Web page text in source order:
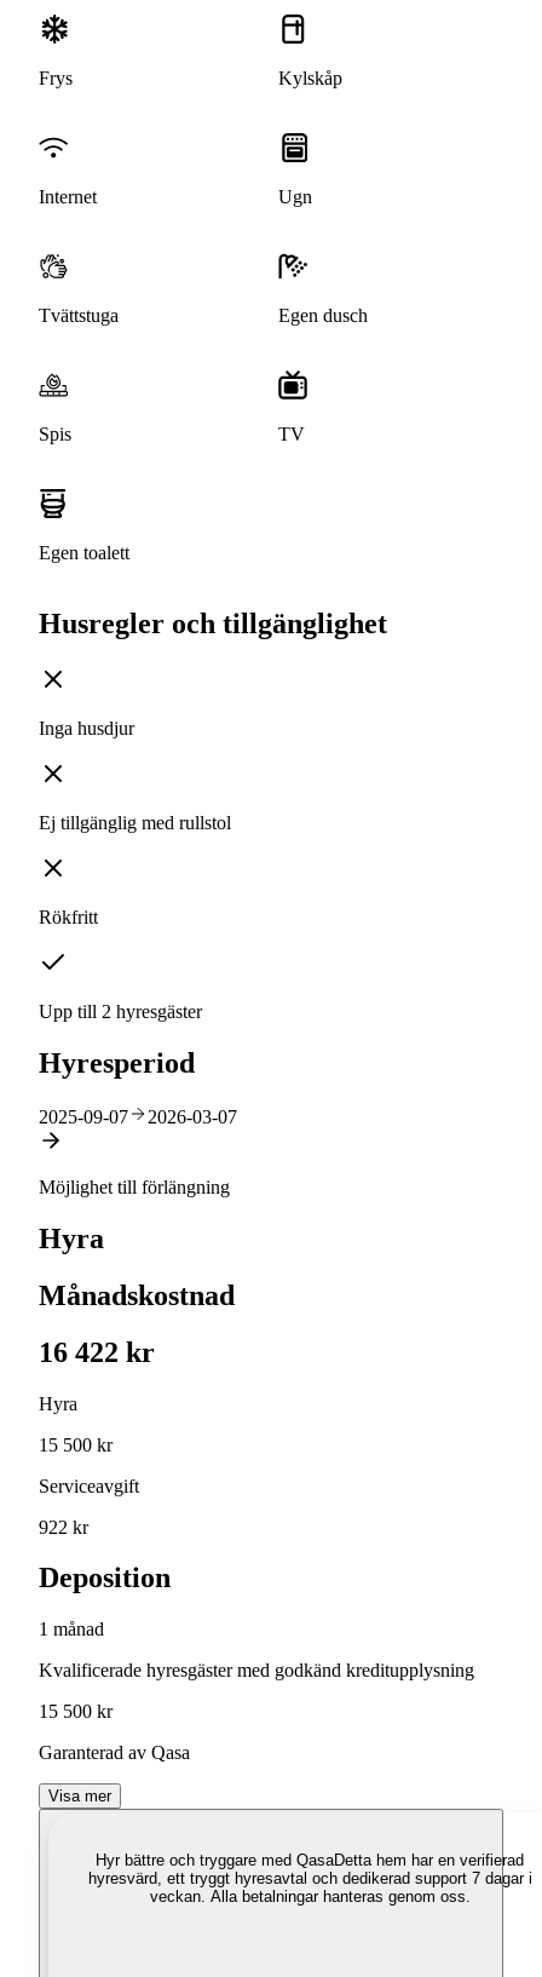
Frys Kylskåp
Internet Ugn
Tvättstuga Egen dusch
Spis TV
Egen toalett
Husregler och tillgänglighet
Inga husdjur
Ej tillgänglig med rullstol
Rökfritt
Upp till 2 hyresgäster
Hyresperiod
2025-09-07 2026-03-07
Möjlighet till förlängning
Hyra
Månadskostnad
16 422 kr
Hyra
15 500 kr
Serviceavgift
922 kr
Deposition
1 månad
Kvalificerade hyresgäster med godkänd kreditupplysning
15 500 kr
Garanterad av Qasa
Visa mer
Hyr bättre och tryggare med QasaDetta hem har en verifierad
hyresvärd, ett tryggt hyresavtal och dedikerad support 7 dagar i
veckan. Alla betalningar hanteras genom oss.